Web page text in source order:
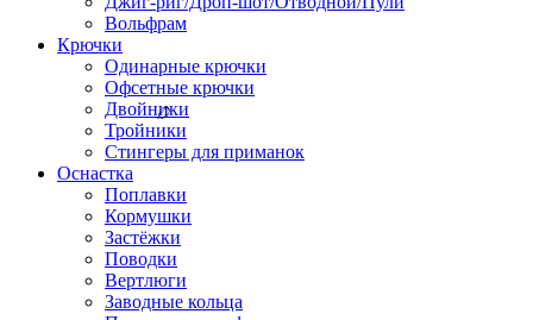
Вольфрам
Крючки
Одинарные крючки
Офсетные крючки
Двойники
Тройники
Стингеры для приманок
Оснастка
Поплавки
Кормушки
Застёжки
Поводки
Вертлюги
Заводные кольца